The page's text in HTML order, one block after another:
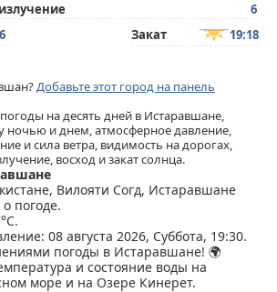
6
Закат 19:18
Добавьте этот город на панель
на десять дней в Истаравшане,
ночью и днем, атмосферное давление,
и сила ветра, видимость на дорогах,
восход и закат солнца.
Вилояти Согд, Истаравшане
погоде.
08 августа 2026, Суббота, 19:30.
погоды в Истаравшане! 🌍
и состояние воды на
море и на Озере Кинерет.